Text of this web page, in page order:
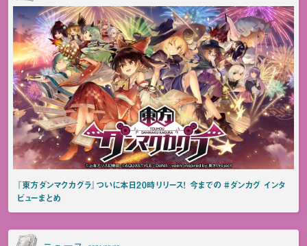
『東方ダンマクカグラ』ついに本日20時リリース！ 今までの #ダンカグ インタ
ビューまとめ